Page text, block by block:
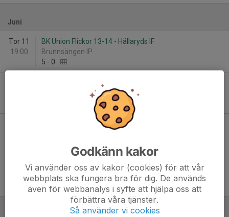
Juni
Tor 11
19:00
BK Union Flickor 13-14 - Hällaryds IF
Brunnsängen IP
5 - 0
BK Union Flickor 13-14 - Hällaryds IF
Brunnsängen IP
Lyckå FF 2012-2013 Vit - Hällaryds IF
Tor 25
18:30
Lyckå FF 2012-2013 Vit - Hällaryds IF
Lyckåvallen 2
10-1
Godkänn kakor
Vi använder oss av kakor (cookies) för att vår
webbplats ska fungera bra för dig. De används
även för webbanalys i syfte att hjälpa oss att
förbättra våra tjänster.
Så använder vi cookies